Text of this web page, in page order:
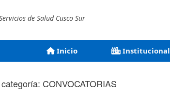
de Salud Cusco Sur
Inicio Institucional
CONVOCATORIAS